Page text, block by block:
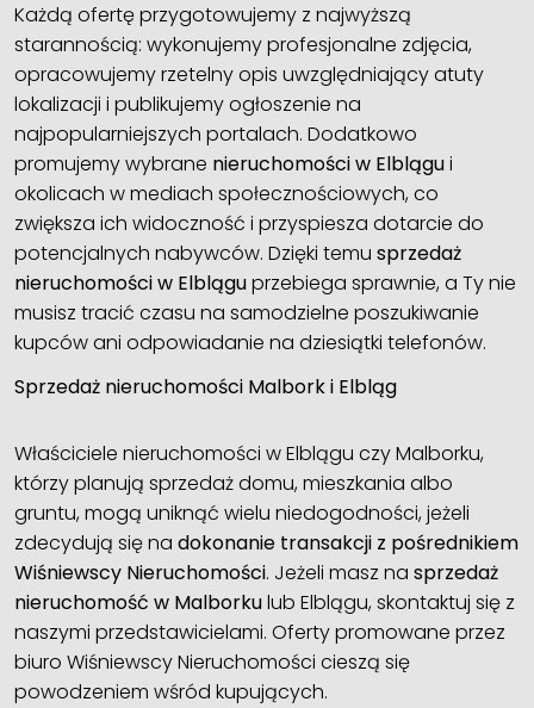
Każdą ofertę przygotowujemy z najwyższą
starannością: wykonujemy profesjonalne zdjęcia,
opracowujemy rzetelny opis uwzględniający atuty
lokalizacji i publikujemy ogłoszenie na
najpopularniejszych portalach. Dodatkowo
promujemy wybrane nieruchomości w Elblągui
okolicach w mediach społecznościowych, co
zwiększa ich widoczność i przyspiesza dotarcie do
potencjalnych nabywców. Dzięki temu sprzedaż
nieruchomości w Elbląguprzebiega sprawnie, a Ty nie
musisz tracić czasu na samodzielne poszukiwanie
kupców ani odpowiadanie na dziesiątki telefonów.
Sprzedaż nieruchomości Malbork i Elbląg
Właściciele nieruchomości w Elblągu czy Malborku,
którzy planują sprzedaż domu, mieszkania albo
gruntu, mogą uniknąć wielu niedogodności, jeżeli
zdecydują się na dokonanie transakcji z pośrednikiem
Wiśniewscy Nieruchomości. Jeżeli masz na sprzedaż
nieruchomość w Malborkulub Elblągu, skontaktuj się z
naszymi przedstawicielami. Oferty promowane przez
biuro Wiśniewscy Nieruchomości cieszą się
powodzeniem wśród kupujących.